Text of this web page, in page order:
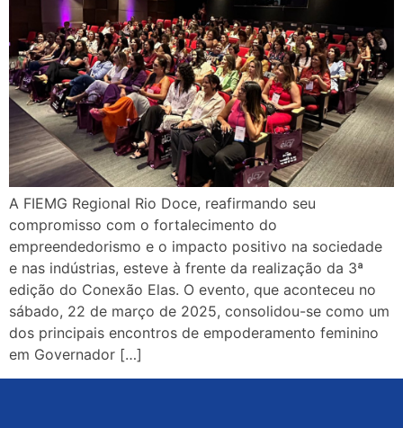
A FIEMG Regional Rio Doce, reafirmando seu
compromisso com o fortalecimento do
empreendedorismo e o impacto positivo na sociedade
e nas indústrias, esteve à frente da realização da 3ª
edição do Conexão Elas. O evento, que aconteceu no
sábado, 22 de março de 2025, consolidou-se como um
dos principais encontros de empoderamento feminino
em Governador […]